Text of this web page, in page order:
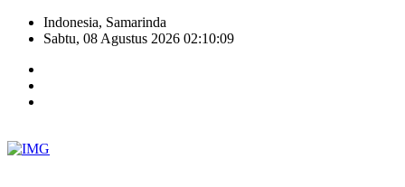
Indonesia, Samarinda
Sabtu, 08 Agustus 2026 02:10:10